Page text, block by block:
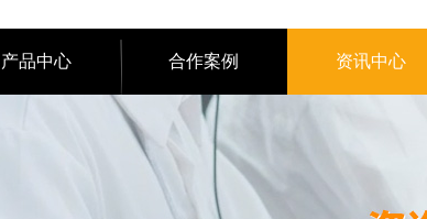
产品中心 合作案例 资讯中心